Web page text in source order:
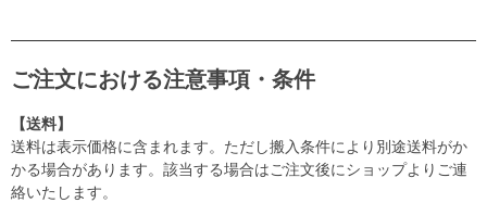
ご注文における注意事項・条件
【送料】
送料は表示価格に含まれます。ただし搬入条件により別途送料がか
かる場合があります。該当する場合はご注文後にショップよりご連
絡いたします。